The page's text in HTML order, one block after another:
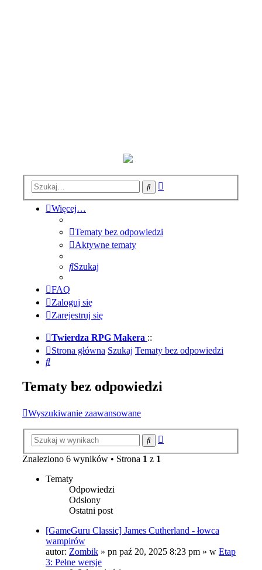
Szukaj
Więcej…
Tematy bez odpowiedzi
Aktywne tematy
Szukaj
FAQ
Zaloguj się
Zarejestruj się
Twierdza RPG Makera ::
Strona główna Szukaj Tematy bez odpowiedzi
Szukaj
Tematy bez odpowiedzi
Wyszukiwanie zaawansowane
Szukaj
Znaleziono 6 wyników • Strona 1 z 1
Tematy
Odpowiedzi
Odsłony
Ostatni post
[GameGuru Classic] James Cutherland - łowca
wampirów
autor: Zombik » pn paź 20, 2025 8:23 pm » w Etap
3: Pełne wersje